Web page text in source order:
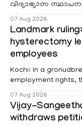
വിദ്യാഭ്യാസ
07 Aug 2026
Landmark
hysterectomy
employees
Kochi: In a
employment rights,
projects are eligible
hysterectomy
(KSR). The court noted that since essential benefits like
07 Aug 2026
Vijay-
withdraws